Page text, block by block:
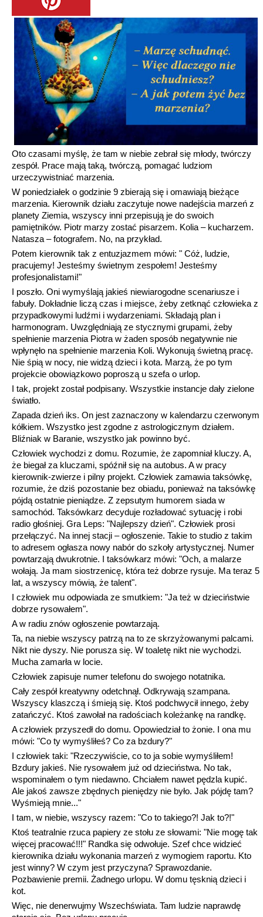
Oto czasami myślę, że tam w niebie zebrał się młody, twórczy
zespół. Prace mają taką, twórczą, pomagać ludziom
urzeczywistniać marzenia.
W poniedziałek o godzinie 9 zbierają się i omawiają bieżące
marzenia. Kierownik działu zaczytuje nowe nadejścia marzeń z
planety Ziemia, wszyscy inni przepisują je do swoich
pamiętników. Piotr marzy zostać pisarzem. Kolia – kucharzem.
Natasza – fotografem. No, na przykład.
Potem kierownik tak z entuzjazmem mówi: " Cóż, ludzie,
pracujemy! Jesteśmy świetnym zespołem! Jesteśmy
profesjonalistami!"
I poszło. Oni wymyślają jakieś niewiarogodne scenariusze i
fabuły. Dokładnie liczą czas i miejsce, żeby zetknąć człowieka z
przypadkowymi ludźmi i wydarzeniami. Składają plan i
harmonogram. Uwzględniają ze stycznymi grupami, żeby
spełnienie marzenia Piotra w żaden sposób negatywnie nie
wpłynęło na spełnienie marzenia Koli. Wykonują świetną pracę.
Nie śpią w nocy, nie widzą dzieci i kota. Marzą, że po tym
projekcie obowiązkowo poproszą u szefa o urlop.
I tak, projekt został podpisany. Wszystkie instancje dały zielone
światło.
Zapada dzień iks. On jest zaznaczony w kalendarzu czerwonym
kółkiem. Wszystko jest zgodne z astrologicznym działem.
Bliźniak w Baranie, wszystko jak powinno być.
Człowiek wychodzi z domu. Rozumie, że zapomniał kluczy. A,
że biegał za kluczami, spóźnił się na autobus. A w pracy
kierownik-zwierze i pilny projekt. Człowiek zamawia taksówkę,
rozumie, że dziś pozostanie bez obiadu, ponieważ na taksówkę
pójdą ostatnie pieniądze. Z zepsutym humorem siada w
samochód. Taksówkarz decyduje rozładować sytuację i robi
radio głośniej. Gra Leps: "Najlepszy dzień". Człowiek prosi
przełączyć. Na innej stacji – ogłoszenie. Takie to studio z takim
to adresem ogłasza nowy nabór do szkoły artystycznej. Numer
powtarzają dwukrotnie. I taksówkarz mówi: "Och, a malarze
wołają. Ja mam siostrzenicę, która też dobrze rysuje. Ma teraz 5
lat, a wszyscy mówią, że talent".
I człowiek mu odpowiada ze smutkiem: "Ja też w dzieciństwie
dobrze rysowałem".
A w radiu znów ogłoszenie powtarzają.
Ta, na niebie wszyscy patrzą na to ze skrzyżowanymi palcami.
Nikt nie dyszy. Nie porusza się. W toaletę nikt nie wychodzi.
Mucha zamarła w locie.
Człowiek zapisuje numer telefonu do swojego notatnika.
Cały zespół kreatywny odetchnął. Odkrywają szampana.
Wszyscy klaszczą i śmieją się. Ktoś podchwycił innego, żeby
zatańczyć. Ktoś zawołał na radościach koleżankę na randkę.
A człowiek przyszedł do domu. Opowiedział to żonie. I ona mu
mówi: "Co ty wymyśliłeś? Co za bzdury?"
I człowiek taki: "Rzeczywiście, co to ja sobie wymyśliłem!
Bzdury jakieś. Nie rysowałem już od dzieciństwa. No tak,
wspominałem o tym niedawno. Chciałem nawet pędzla kupić.
Ale jakoś zawsze zbędnych pieniędzy nie było. Jak pójdę tam?
Wyśmieją mnie..."
I tam, w niebie, wszyscy razem: "Co to takiego?! Jak to?!"
Ktoś teatralnie rzuca papiery ze stołu ze słowami: "Nie mogę tak
więcej pracować!!!" Randka się odwołuje. Szef chce widzieć
kierownika działu wykonania marzeń z wymogiem raportu. Kto
jest winny? W czym jest przyczyna? Sprawozdanie.
Pozbawienie premii. Żadnego urlopu. W domu tęsknią dzieci i
kot.
Więc, nie denerwujmy Wszechświata. Tam ludzie naprawdę